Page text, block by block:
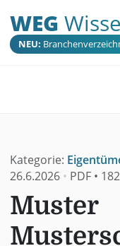
WEG
NEU:
Kategorie:
26.6.2026• PDF•
Muster